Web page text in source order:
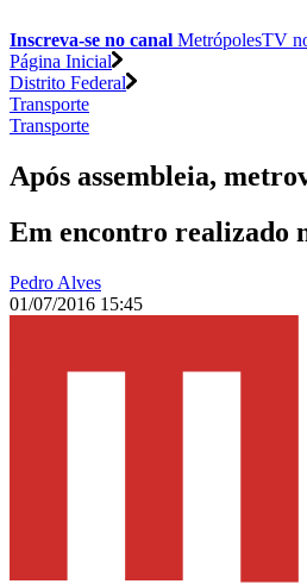
Inscreva-se no canal MetrópolesTV
Página Inicial
Distrito Federal
Transporte
Transporte
Após assembleia,
Em encontro realizado
Pedro Alves
01/07/2016 15:45